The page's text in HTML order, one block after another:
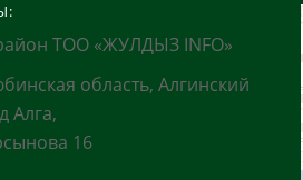
ТОО «ЖУЛДЫЗ INFO»
область, Алгинский
Алга,
16